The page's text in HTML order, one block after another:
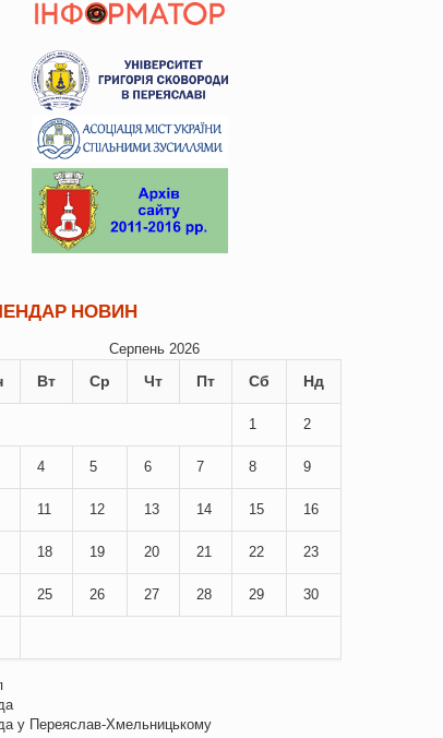
НОВИН
Серпень 2026
Вт Ср Чт Пт Сб Нд
1 2
4 5 6 7 8 9
11 12 13 14 15 16
18 19 20 21 22 23
25 26 27 28 29 30
у Переяслав-Хмельницькому